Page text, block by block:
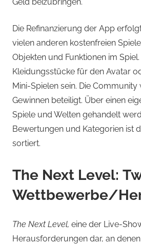
Die Refinanzierung der App
vielen anderen kostenfreien
Objekten und Funktionen im
Kleidungsstücke für den Avatar
Mini-Spielen sein. Die Community
Gewinnen beteiligt. Über einen
Spiele und Welten gehandelt
Bewertungen und Kategorien ist
sortiert.
The Next Level:
Wettbewerbe/
The Next Level, eine der Live-
Herausforderungen dar, an